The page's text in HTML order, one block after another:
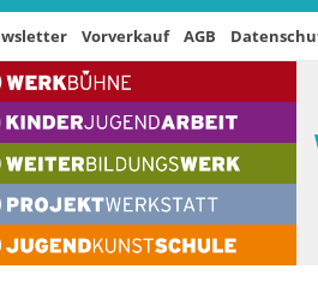
Vorverkauf AGB